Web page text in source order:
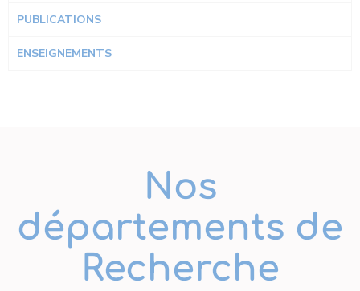
PUBLICATIONS
ENSEIGNEMENTS
Nos
départements de
Recherche